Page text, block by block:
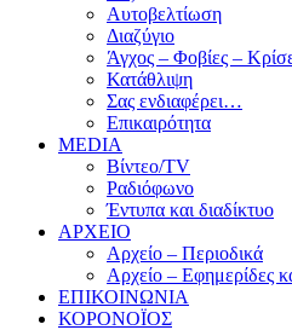
Αυτοβελτίωση
Διαζύγιο
Άγχος – Φοβίες –
Κατάθλιψη
Σας ενδιαφέρει…
Επικαιρότητα
MEDIA
Βίντεο/TV
Ραδιόφωνο
Έντυπα και διαδίκτυο
ΑΡΧΕΙΟ
Αρχείο – Περιοδικά
Αρχείο – Εφημερίδες
ΕΠΙΚΟΙΝΩΝΙΑ
ΚΟΡΟΝΟΪΟΣ